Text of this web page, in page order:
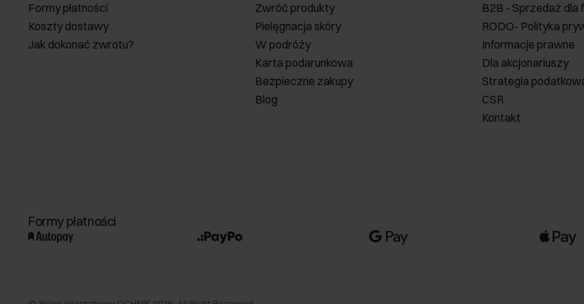
Formy płatności
Koszty dostawy
Jak dokonać zwrotu?
Zwróć produkty
Pielęgnacja skóry
W podróży
Karta podarunkowa
Bezpieczne zakupy
Blog
B2B - Sprzedaż dla
RODO- Polityka
Informacje prawne
Dla akcjonariuszy
Strategia
CSR
Kontakt
Formy płatności